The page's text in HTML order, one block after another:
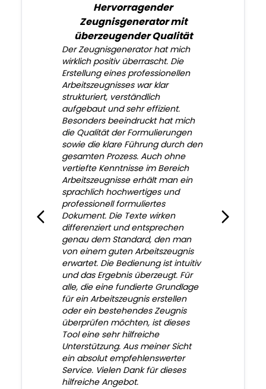
Hervorragender
Zeugnisgenerator mit
überzeugender Qualität
Der Zeugnisgenerator hat mich
wirklich positiv überrascht. Die
Erstellung eines professionellen
Arbeitszeugnisses war klar
strukturiert, verständlich
aufgebaut und sehr effizient.
Besonders beeindruckt hat mich
die Qualität der Formulierungen
sowie die klare Führung durch den
gesamten Prozess. Auch ohne
vertiefte Kenntnisse im Bereich
Arbeitszeugnisse erhält man ein
sprachlich hochwertiges und
professionell formuliertes
Dokument. Die Texte wirken
differenziert und entsprechen
genau dem Standard, den man
von einem guten Arbeitszeugnis
erwartet. Die Bedienung ist intuitiv
und das Ergebnis überzeugt. Für
alle, die eine fundierte Grundlage
für ein Arbeitszeugnis erstellen
oder ein bestehendes Zeugnis
überprüfen möchten, ist dieses
Tool eine sehr hilfreiche
Unterstützung. Aus meiner Sicht
ein absolut empfehlenswerter
Service. Vielen Dank für dieses
hilfreiche Angebot.